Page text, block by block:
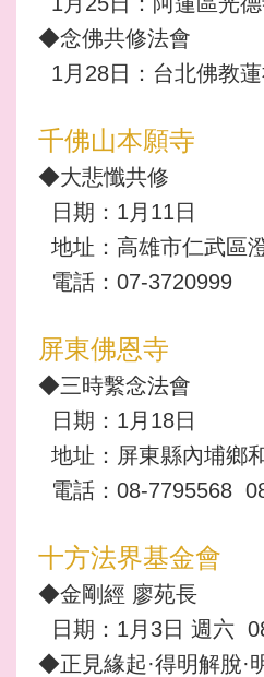
◆念佛共修法會
1月28日：台北佛教
千佛山本願寺
◆大悲懺共修
日期：1月11日
地址：高雄市仁武區
電話：07-3720999
屏東佛恩寺
◆三時繫念法會
日期：1月18日
地址：屏東縣內埔鄉
電話：08-7795568
十方法界基金會
◆金剛經 廖苑長
日期：1月3日 週六
◆正見緣起·得明解脫·